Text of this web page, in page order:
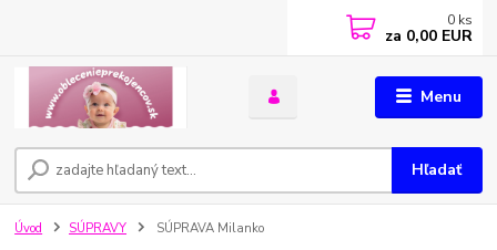
Menu
Hľadať
0 ks
za 0,00 EUR
Úvod SÚPRAVY SÚPRAVA Milanko